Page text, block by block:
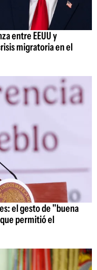
entre EEUU y
migratoria en el
el gesto de "buena
permitió el